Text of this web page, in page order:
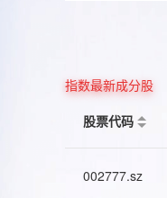
指数最新成分股
股票代码
002777.sz